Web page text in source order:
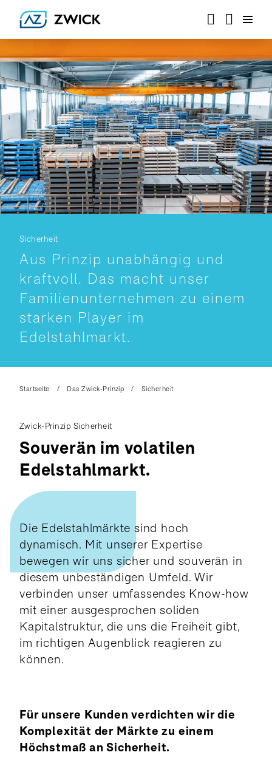
Sicherheit
Aus Prinzip unabhängig und
kraftvoll. Das macht unser
Familienunternehmen zu einem
starken Player im
Edelstahlmarkt.
Startseite Das Zwick-Prinzip Sicherheit
Zwick-Prinzip Sicherheit
Souverän im volatilen
Edelstahlmarkt.
Die Edelstahlmärkte sind hoch
dynamisch. Mit unserer Expertise
bewegen wir uns sicher und souverän in
diesem unbeständigen Umfeld. Wir
verbinden unser umfassendes Know-how
mit einer ausgesprochen soliden
Kapitalstruktur, die uns die Freiheit gibt,
im richtigen Augenblick reagieren zu
können.
Für unsere Kunden verdichten wir die
Komplexität der Märkte zu einem
Höchstmaß an Sicherheit.